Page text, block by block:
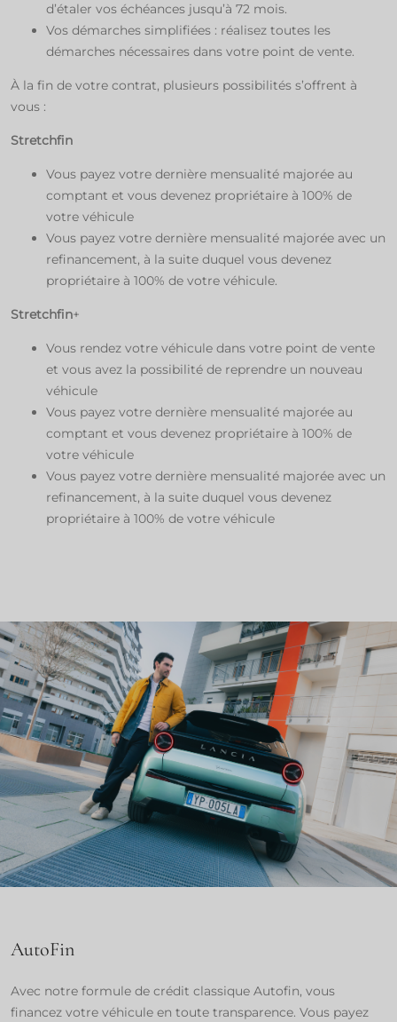
d’étaler vos échéances jusqu’à 72 mois.​
Vos démarches simplifiées : réalisez toutes les
démarches nécessaires dans votre point de vente.​
À la fin de votre contrat, plusieurs possibilités s’offrent à
vous :
Stretchfin
Vous payez votre dernière mensualité majorée au
comptant et vous devenez propriétaire à 100% de
votre véhicule
Vous payez votre dernière mensualité majorée avec un
refinancement, à la suite duquel vous devenez
propriétaire à 100% de votre véhicule.
Stretchfin+
Vous rendez votre véhicule dans votre point de vente
et vous avez la possibilité de reprendre un nouveau
véhicule
Vous payez votre dernière mensualité majorée au
comptant et vous devenez propriétaire à 100% de
votre véhicule
Vous payez votre dernière mensualité majorée avec un
refinancement, à la suite duquel vous devenez
propriétaire à 100% de votre véhicule
AutoFin
Avec notre formule de crédit classique Autofin, vous
financez votre véhicule en toute transparence. Vous payez